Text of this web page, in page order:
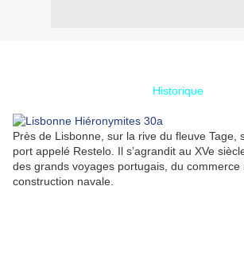
Historique
Près de Lisbonne, sur la rive du fleuve Tage,
port appelé Restelo. Il s’agrandit au XVe
des grands voyages portugais, du commerce
construction navale.